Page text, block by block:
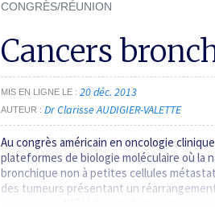
CONGRÈS/RÉUNION
Cancers
MIS EN LIGNE LE 20 déc. 2013
AUTEUR Dr Clarisse AUDIGIER-VALETTE
Au congrès américain en oncologie
plateformes de biologie moléculaire où la
bronchique non à petites cellules
des tumeurs présentant un